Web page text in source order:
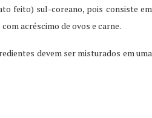
feito) sul-coreano, pois consiste em
acréscimo de ovos e carne.
devem ser misturados em uma